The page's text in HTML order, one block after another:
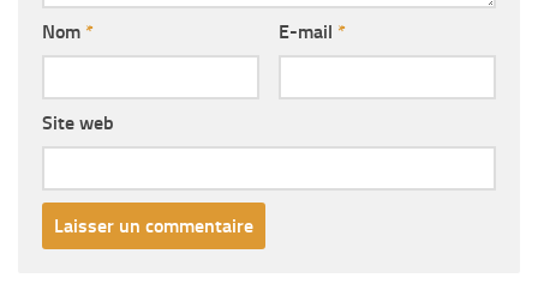
Nom * E-mail *
Site web